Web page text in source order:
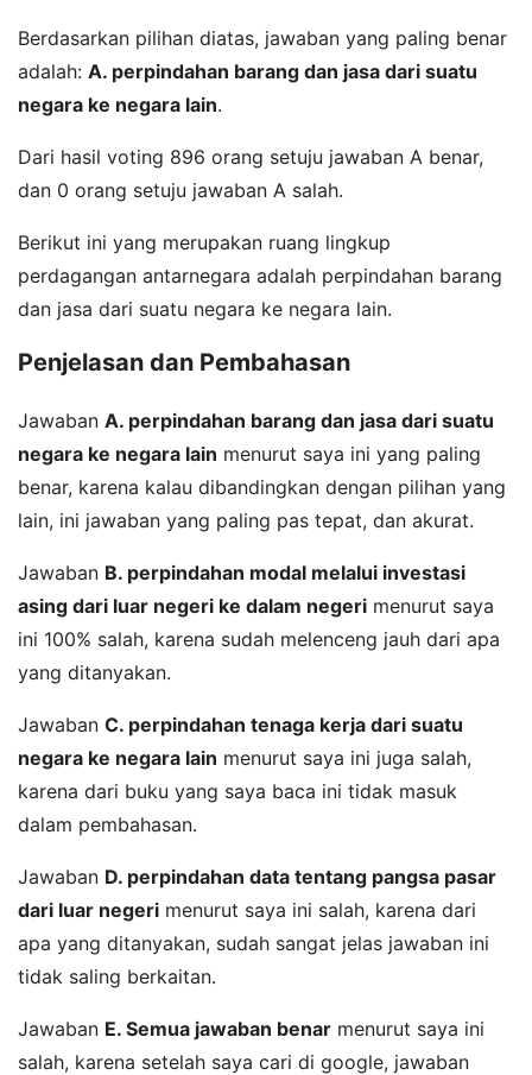
Berdasarkan pilihan diatas, jawaban yang paling benar
adalah: A. perpindahan barang dan jasa dari suatu
negara ke negara lain.
Dari hasil voting 896 orang setuju jawaban A benar,
dan 0 orang setuju jawaban A salah.
Berikut ini yang merupakan ruang lingkup
perdagangan antarnegara adalah perpindahan barang
dan jasa dari suatu negara ke negara lain.
Penjelasan dan Pembahasan
Jawaban A. perpindahan barang dan jasa dari suatu
negara ke negara lain menurut saya ini yang paling
benar, karena kalau dibandingkan dengan pilihan yang
lain, ini jawaban yang paling pas tepat, dan akurat.
Jawaban B. perpindahan modal melalui investasi
asing dari luar negeri ke dalam negeri menurut saya
ini 100% salah, karena sudah melenceng jauh dari apa
yang ditanyakan.
Jawaban C. perpindahan tenaga kerja dari suatu
negara ke negara lain menurut saya ini juga salah,
karena dari buku yang saya baca ini tidak masuk
dalam pembahasan.
Jawaban D. perpindahan data tentang pangsa pasar
dari luar negeri menurut saya ini salah, karena dari
apa yang ditanyakan, sudah sangat jelas jawaban ini
tidak saling berkaitan.
Jawaban E. Semua jawaban benar menurut saya ini
salah, karena setelah saya cari di google, jawaban